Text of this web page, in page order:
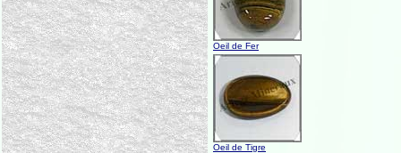
Oeil de Fer
Oeil de Tigre